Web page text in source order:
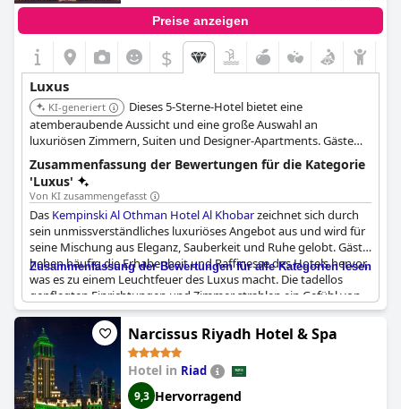
Preise anzeigen
$
Luxus
KI-generiert
Dieses 5-Sterne-Hotel bietet eine
atemberaubende Aussicht und eine große Auswahl an
luxuriösen Zimmern, Suiten und Designer-Apartments. Gäste
können exquisite kulinarische Erlebnisse in mehreren
Restaurants genießen und im Kempinski The Spa mit beheiztem
Pool und therapeutischen Behandlungen entspannen.
Zusammenfassung der Bewertungen für die Kategorie
'Luxus'
Von KI zusammengefasst
Das Kempinski Al Othman Hotel Al Khobarzeichnet sich durch
sein unmissverständliches luxuriöses Angebot aus und wird für
seine Mischung aus Eleganz, Sauberkeit und Ruhe gelobt. Gäste
heben häufig die Erhabenheit und Raffinesse des Hotels hervor,
was es zu einem Leuchtfeuer des Luxus macht. Die tadellos
gepflegten Einrichtungen und Zimmer strahlen ein Gefühl von
Opulenz aus, das durch stilvolles Dekor und elegante Möbel
noch verstärkt wird. Jedes Detail, von den geräumigen Suiten
bis zur eleganten Badezimmerbeleuchtung, trägt zu einem
Gesamtambiente von Eleganz und Ruhe bei.
Der Ruf des Hotels wird durch seine Zugehörigkeit zur
Zusammenfassung der Bewertungen für alle Kategorien lesen
Narcissus Riyadh Hotel & Spa
Hotel in Riad
9,3 Hervorragend